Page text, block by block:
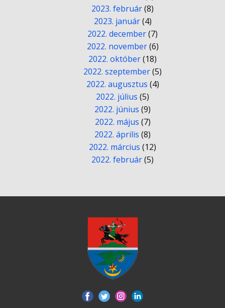
2023. február(8)
2023. január(4)
2022. december(7)
2022. november(6)
2022. október(18)
2022. szeptember(5)
2022. augusztus (4)
2022. július (5)
2022. június (9)
2022. május (7)
2022. április (8)
2022. március (12)
2022. február(5)